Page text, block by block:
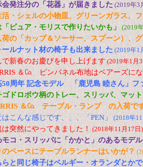
会発注分の「花器」が届きました (2019年3
活・シェルの小物皿、グリーンガラス、
「ピュア・モリスで作りたいかも」 (2019
荷の「カップ＆ソーサー、スプーン）、
ールナット材の椅子も出来ました (2019年1
で新春のお慶びを申し上げます (2019年1月
＆㏇ ピンパネル布地はベアーズに
50周年 記念モデル 「鹿児島 睦さん」フ
ゴドロボウ柄のトレー、スリッパ、マッ
＆㏇ テーブル・ランプ の入荷で
こんな感じです、、、「PEN」 (2018年
は突然にやってきました！ (2018年11月17日)
モコ・スリッパに「かかと」のあるモデ
のベースにテーブルランナーはいかが？
らと同じ椅子はベルギー・オランダとか